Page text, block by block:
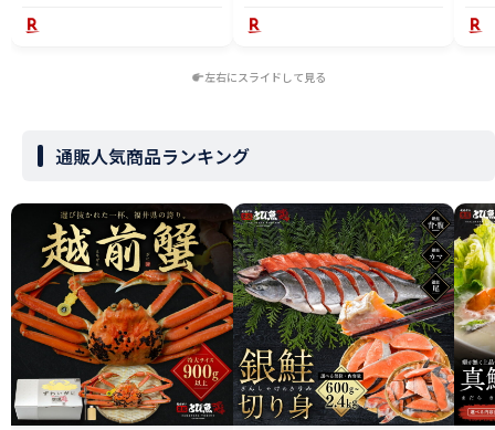
左右にスライドして見る
通販人気商品ランキング